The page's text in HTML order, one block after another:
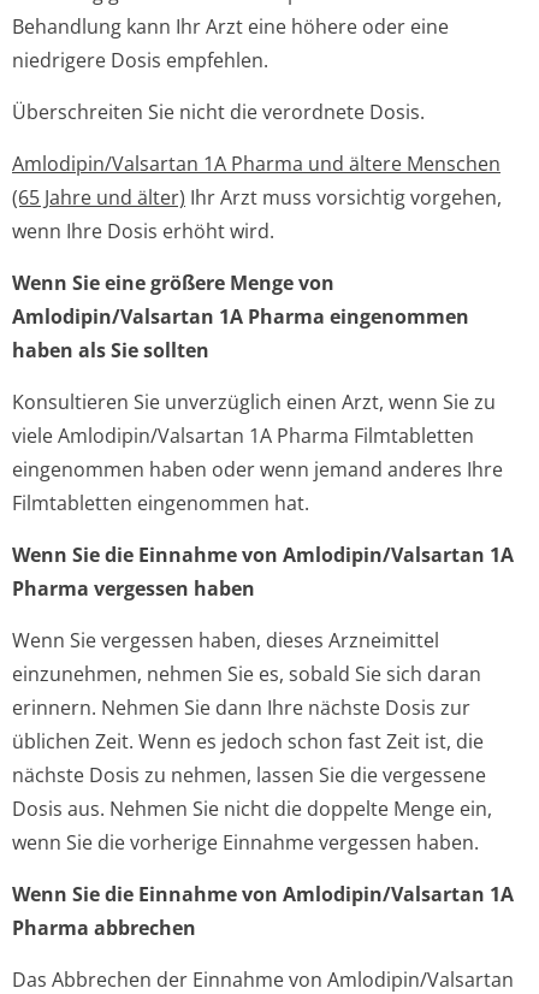
Behandlung kann Ihr Arzt eine höhere oder eine
niedrigere Dosis empfehlen.
Überschreiten Sie nicht die verordnete Dosis.
Amlodipin/Val­sartan 1A Pharma und ältere Menschen
(65 Jahre und älter) Ihr Arzt muss vorsichtig vorgehen,
wenn Ihre Dosis erhöht wird.
Wenn Sie eine größere Menge von
Amlodipin/Valsartan 1A Pharma eingenommen
haben als Sie sollten
Konsultieren Sie unverzüglich einen Arzt, wenn Sie zu
viele Amlodipin/Valsartan 1A Pharma Filmtabletten
eingenommen haben oder wenn jemand anderes Ihre
Filmtabletten eingenommen hat.
Wenn Sie die Einnahme von Amlodipin/Valsartan 1A
Pharma vergessen haben
Wenn Sie vergessen haben, dieses Arzneimittel
einzunehmen, nehmen Sie es, sobald Sie sich daran
erinnern. Nehmen Sie dann Ihre nächste Dosis zur
üblichen Zeit. Wenn es jedoch schon fast Zeit ist, die
nächste Dosis zu nehmen, lassen Sie die vergessene
Dosis aus. Nehmen Sie nicht die doppelte Menge ein,
wenn Sie die vorherige Einnahme vergessen haben.
Wenn Sie die Einnahme von Amlodipin/Valsartan 1A
Pharma abbrechen
Das Abbrechen der Einnahme von Amlodipin/Valsartan